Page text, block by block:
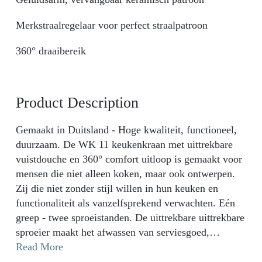
Product Description
Gemaakt in Duitsland - Hoge kwaliteit, functioneel,
duurzaam. De WK 11 keukenkraan met uittrekbare
vuistdouche en 360° comfort uitloop is gemaakt voor
mensen die niet alleen koken, maar ook ontwerpen.
Zij die niet zonder stijl willen in hun keuken en
functionaliteit als vanzelfsprekend verwachten. Eén
greep - twee sproeistanden. De uittrekbare uittrekbare
sproeier maakt het afwassen van serviesgoed,
groenten of grote potten kinderspel. Zo blijft alles in
Read More
Merkstraalregelaar voor perfect straalpatroon
360° draaibereik